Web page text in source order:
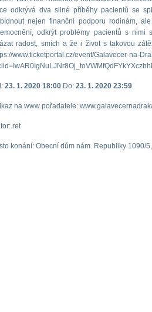
odkrývá dva silné příběhy pacientů se
nejen finanční podporu rodinám,
odkrýt problémy pacientů s nimi
radost, smích a že i život s takovou
www.ticketportal.cz/event/Galavecer-na-
23. 1. 2020 18:00 Do: 23. 1. 2020 23:59
na www pořadatele:
ret
konání: Obecní dům nám. Republiky 1090/